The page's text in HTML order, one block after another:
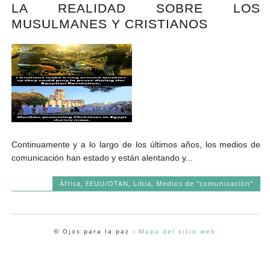
Andrés Vázquez de Sola
LA REALIDAD SOBRE LOS
MUSULMANES Y CRISTIANOS
Continuamente y a lo largo de los últimos años, los medios de
comunicación han estado y están alentando y...
África EEUU/OTAN Libia Medios de "comunicación"
© Ojos para la paz - Mapa del sitio web